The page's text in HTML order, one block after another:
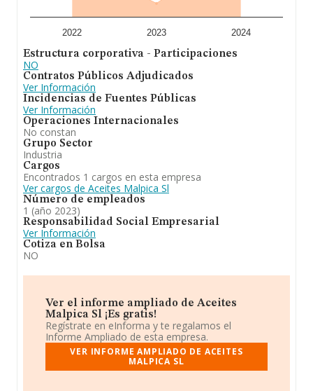
En conclusión, la actividad deAceites Malpica S.L
comercio al por menor de toda clase de artículos,
incluyendo alimentación y bebidas. Se ha posicionado
mejor en el ranking de provincia frente al 2023.
2022 2023 2024
Estructura corporativa - Participaciones
NO
Contratos Públicos Adjudicados
Ver Información
Incidencias de Fuentes Públicas
Ver Información
Operaciones Internacionales
No constan
Grupo Sector
Industria
Cargos
Encontrados 1 cargos en esta empresa
Ver cargos de Aceites Malpica Sl
Número de empleados
1 (año 2023)
Responsabilidad Social Empresarial
Ver Información
Cotiza en Bolsa
NO
Ver el informe ampliado de Aceites
Malpica Sl ¡Es gratis!
Regístrate en eInforma y te regalamos el
Informe Ampliado de esta empresa.
VER INFORME AMPLIADO DE ACEITES
MALPICA SL